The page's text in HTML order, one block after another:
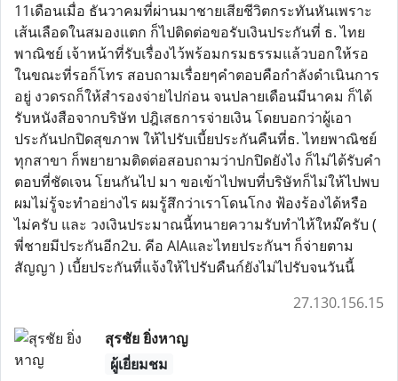
11เดือนเมื่อ ธันวาคมที่ผ่านมาชายเสียชีวิตกระทันหันเพราะ
เส้นเลือดในสมองแตก ก็ไปติดต่อขอรับเงินประกันที่ ธ. ไทย
พาณิชย์ เจ้าหน้าที่รับเรื่องไว้พร้อมกรมธรรมแล้วบอกให้รอ
ในขณะที่รอก็โทร สอบถามเรื่อยๆคำตอบคือกำลังดำเนินการ
อยู่ งวดรถก็ให้สำรองจ่ายไปก่อน จนปลายเดือนมีนาคม ก็ได้
รับหนังสือจากบริษัท ปฎิเสธการจ่ายเงิน โดยบอกว่าผู้เอา
ประกันปกปิดสุขภาพ ให้ไปรับเบี้ยประกันคืนที่ธ. ไทยพาณิชย์
ทุกสาขา ก็พยายามติดต่อสอบถามว่าปกปิดยังไง ก็ไม่ได้รับคำ
ตอบที่ชัดเจน โยนกันไป มา ขอเข้าไปพบที่บริษัทก็ไม่ให้ไปพบ
ผมไม่รู้จะทำอย่างไร ผมรู้สึกว่าเราโดนโกง ฟ้องร้องได้หรือ
ไม่ครับ และ วงเงินประมาณนี้ทนายความรับทำไห้ใหม๊ครับ (
พี่ชายมีประกันอีก2บ. คีอ AIAและไทยประกันฯ ก็จ่ายตาม
สัญญา ) เบี้ยประกันที่แจ้งให้ไปรับคืนก์ยังไม่ไปรับจนวันนี้
27.130.156.15
สุรชัย ยิ่งหาญ
ผู้เยี่ยมชม